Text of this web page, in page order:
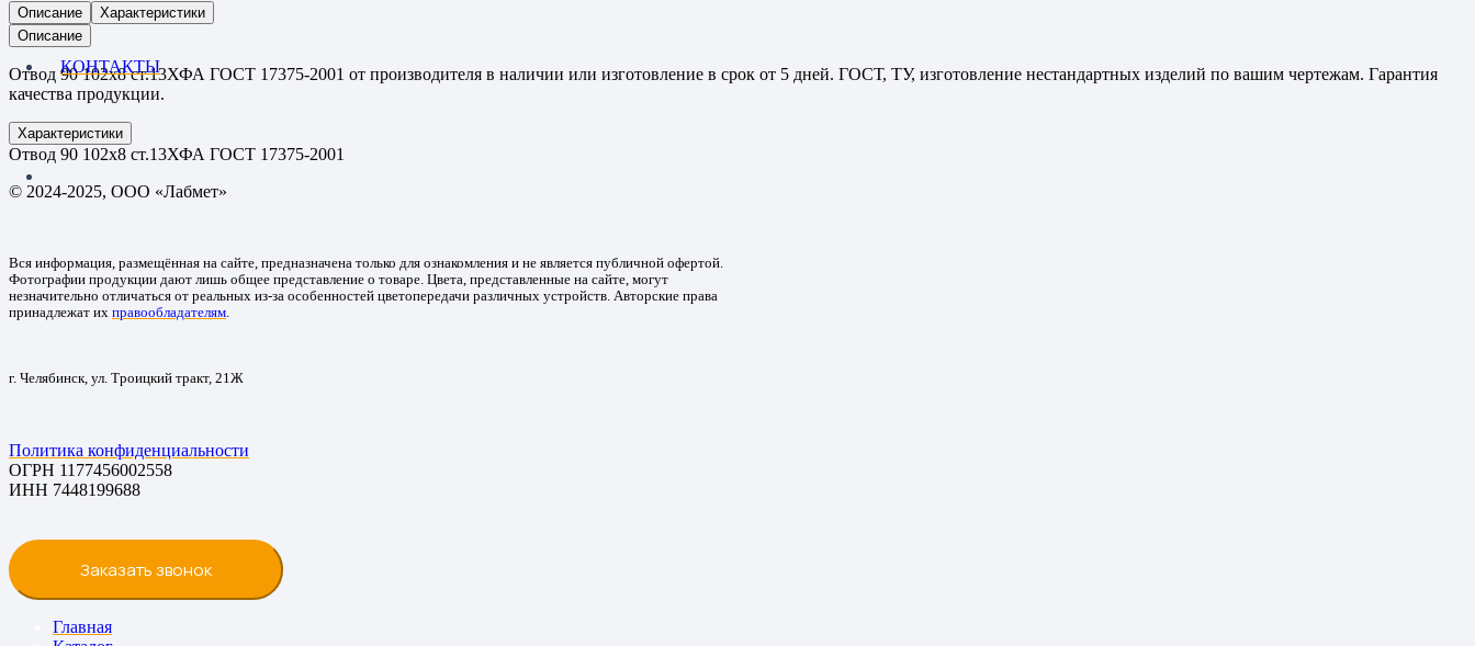
КОНТАКТЫ
Описание
Характеристики
Описание
Отвод 90 102х8 ст.13ХФА ГОСТ 17375-2001 от производителя в наличии или изготовление в срок от 5 дней. ГОСТ, ТУ, изготовление нестандартных изделий по вашим чертежам. Гарантия
качества продукции.
Характеристики
Отвод 90 102х8 ст.13ХФА ГОСТ 17375-2001
© 2024-2025, ООО «Лабмет»
Вся информация, размещённая на сайте, предназначена только для ознакомления и не является публичной офертой.
Фотографии продукции дают лишь общее представление о товаре. Цвета, представленные на сайте, могут
незначительно отличаться от реальных из-за особенностей цветопередачи различных устройств. Авторские права
принадлежат их правообладателям
г. Челябинск, ул. Троицкий тракт, 21Ж
Политика конфиденциальности
ОГРН 1177456002558
ИНН 7448199688
Заказать звонок
Главная